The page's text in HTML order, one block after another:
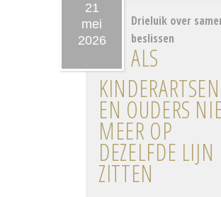
21
mei
2026
Drieluik over
beslissen
ALS
KINDERARTSEN
EN OUDERS
MEER OP
DEZELFDE LIJN
ZITTEN